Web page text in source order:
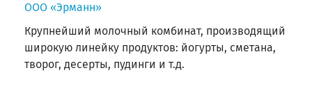
ООО «Эрманн»
Крупнейший молочный комбинат, производящий
широкую линейку продуктов: йогурты, сметана,
творог, десерты, пудинги и т.д.